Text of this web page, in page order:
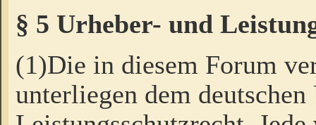
§ 5 Urheber- und
(1)Die in diesem Forum
unterliegen dem